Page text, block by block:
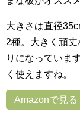
大きさは直径
2種。大きく頑
りになっていま
く使えますね。
Amazonで見る